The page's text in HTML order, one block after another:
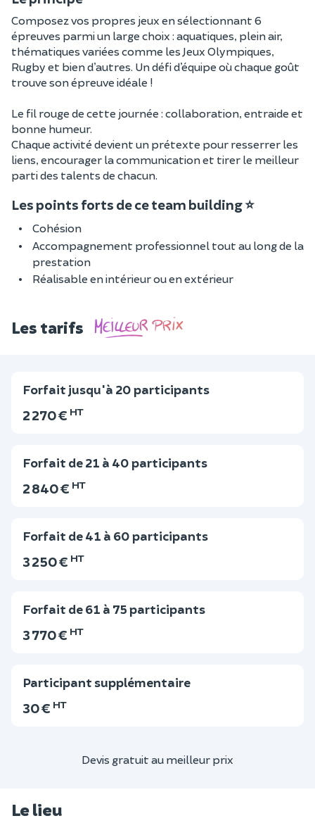
Composez vos propres jeux en sélectionnant 6
épreuves parmi un large choix : aquatiques, plein air,
thématiques variées comme les Jeux Olympiques,
Rugby et bien d’autres. Un défi d’équipe où chaque goût
trouve son épreuve idéale !
Le fil rouge de cette journée : collaboration, entraide et
bonne humeur.
Chaque activité devient un prétexte pour resserrer les
liens, encourager la communication et tirer le meilleur
parti des talents de chacun.
Les points forts de ce team building ⭐
Cohésion
Accompagnement professionnel tout au long de la
prestation
Réalisable en intérieur ou en extérieur
Les tarifs
Forfait jusqu'à 20 participants
2 270 € HT
Forfait de 21 à 40 participants
2 840 € HT
Forfait de 41 à 60 participants
3 250 € HT
Forfait de 61 à 75 participants
3 770 € HT
Participant supplémentaire
30 € HT
Devis gratuit au meilleur prix
Le lieu